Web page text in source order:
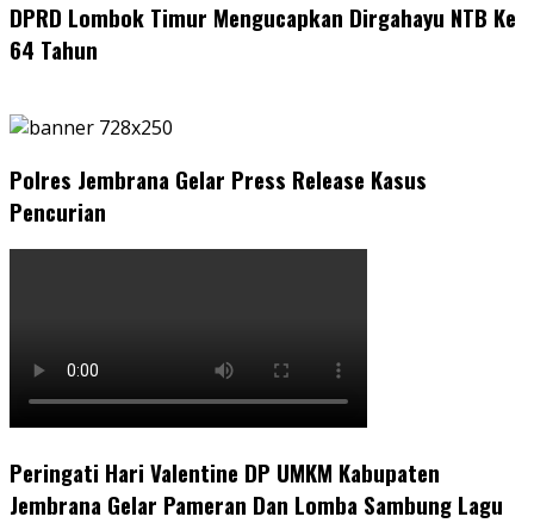
DPRD Lombok Timur Mengucapkan Dirgahayu NTB Ke
64 Tahun
Polres Jembrana Gelar Press Release Kasus
Pencurian
Peringati Hari Valentine DP UMKM Kabupaten
Jembrana Gelar Pameran Dan Lomba Sambung Lagu